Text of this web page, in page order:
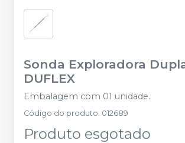
Sonda Exploradora
DUFLEX
Embalagem com 01 unidade.
Código do produto: 012689
Produto esgotado